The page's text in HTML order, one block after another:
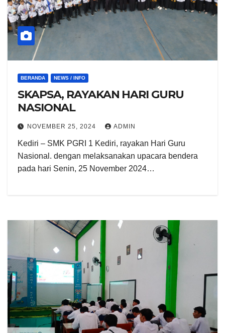
BERANDA NEWS / INFO
SKAPSA, RAYAKAN HARI GURU
NASIONAL
NOVEMBER 25, 2024 ADMIN
Kediri – SMK PGRI 1 Kediri, rayakan Hari Guru
Nasional. dengan melaksanakan upacara bendera
pada hari Senin, 25 November 2024…